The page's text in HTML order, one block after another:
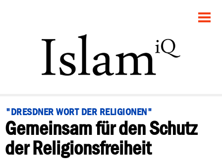
POLITIK
PANORAMA
RECHT
FEUILLETON
"DRESDNER WORT DER RELIGIONEN"
Gemeinsam für den Schutz
der Religionsfreiheit